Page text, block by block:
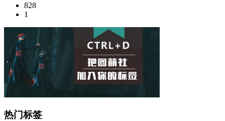
828
1
热门标签